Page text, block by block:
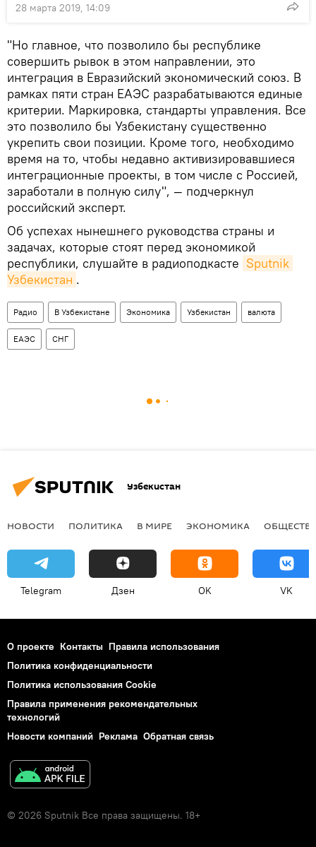
28 марта 2019, 14:09
"Но главное, что позволило бы республике
совершить рывок в этом направлении, это
интеграция в Евразийский экономический союз. В
рамках пяти стран ЕАЭС разрабатываются единые
критерии. Маркировка, стандарты управления. Все
это позволило бы Узбекистану существенно
укрепить свои позиции. Кроме того, необходимо
время на то, чтобы недавно активизировавшиеся
интеграционные проекты, в том числе с Россией,
заработали в полную силу", — подчеркнул
российский эксперт.
Об успехах нынешнего руководства страны и
задачах, которые стоят перед экономикой
республики, слушайте в радиоподкасте Sputnik
Узбекистан .
Радио В Узбекистане Экономика Узбекистан валюта
ЕАЭС СНГ
Узбекистан
НОВОСТИ ПОЛИТИКА В МИРЕ ЭКОНОМИКА
Telegram Дзен OK VK
О проекте Контакты Правила использования
Политика конфиденциальности
Политика использования Cookie
Правила применения рекомендательных
технологий
Новости компаний Реклама Обратная связь
© 2026 Sputnik Все права защищены. 18+